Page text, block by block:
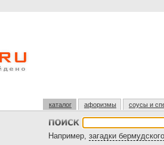
каталог афоризмы соусы и
Например, загадки